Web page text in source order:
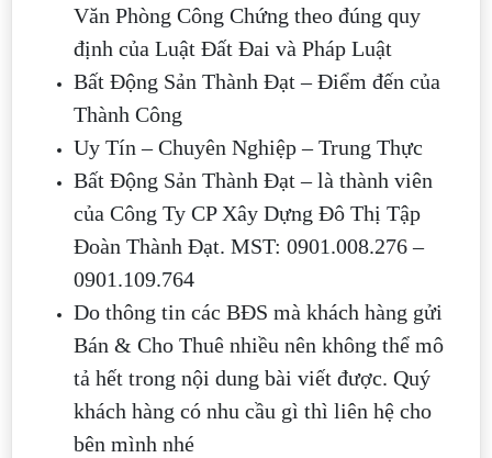
Văn Phòng Công Chứng theo đúng quy
định của Luật Đất Đai và Pháp Luật
Bất Động Sản Thành Đạt – Điểm đến của
Thành Công
Uy Tín – Chuyên Nghiệp – Trung Thực
Bất Động Sản Thành Đạt – là thành viên
của Công Ty CP Xây Dựng Đô Thị Tập
Đoàn Thành Đạt. MST: 0901.008.276 –
0901.109.764
Do thông tin các BĐS mà khách hàng gửi
Bán & Cho Thuê nhiều nên không thể mô
tả hết trong nội dung bài viết được. Quý
khách hàng có nhu cầu gì thì liên hệ cho
bên mình nhé